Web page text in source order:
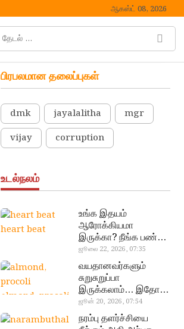
ஆகஸ்ட் 08, 2026
தேடல்
… M
பிரபலமான தலைப்புகள்
dmk jayalalitha
mgr
vijay
corruption
உடல்நலம்
heart beat
உங்க இதயம்
ஆரோக்கியமா
இருக்கா? நீங்க பண்ண
வேண்டிய எளிய 5
டெஸ்ட்!
ஜூலை 22, 2026, 07:35
almond, procoli
வயதானவர்களும்
சுறுசுறுப்பா
இருக்கலாம்… இதோ
சூப்பர் உணவுகள்!
ஜூன் 20, 2026, 07:54
நரம்பு தளர்ச்சியை